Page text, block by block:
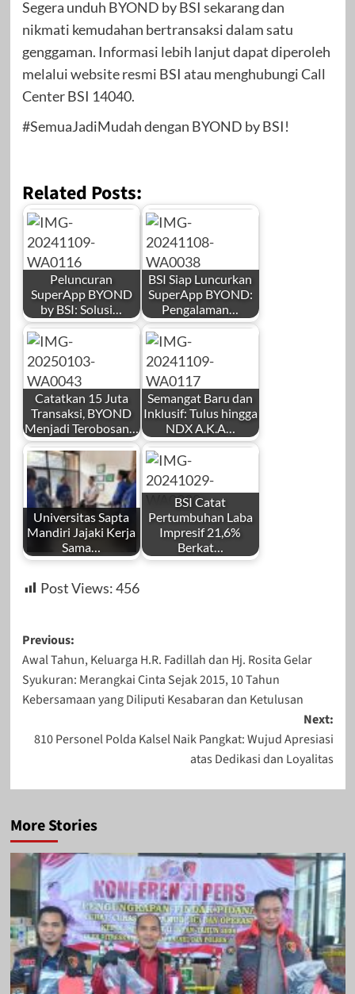
Segera unduh BYOND by BSI sekarang dan
nikmati kemudahan bertransaksi dalam satu
genggaman. Informasi lebih lanjut dapat diperoleh
melalui website resmi BSI atau menghubungi Call
Center BSI 14040.
#SemuaJadiMudah dengan BYOND by BSI!
Related Posts:
Peluncuran
SuperApp BYOND
by BSI: Solusi…
BSI Siap Luncurkan
SuperApp BYOND:
Pengalaman…
Catatkan 15 Juta
Transaksi, BYOND
Menjadi Terobosan…
Semangat Baru dan
Inklusif: Tulus hingga
NDX A.K.A…
Universitas Sapta
Mandiri Jajaki Kerja
Sama…
BSI Catat
Pertumbuhan Laba
Impresif 21,6%
Berkat…
Post Views:456
Post
navigation
Previous:
Awal Tahun, Keluarga H.R. Fadillah dan Hj. Rosita Gelar
Syukuran: Merangkai Cinta Sejak 2015, 10 Tahun
Kebersamaan yang Diliputi Kesabaran dan Ketulusan
Next:
810 Personel Polda Kalsel Naik Pangkat: Wujud Apresiasi
atas Dedikasi dan Loyalitas
More Stories